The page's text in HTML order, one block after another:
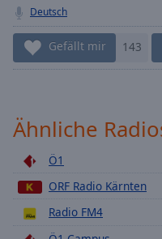
behind
liveLIVE
Remaining
Time-
Playback
Chapters
Deutsch
Gefällt mir 143
Ähnliche
Ö1
ORF Radio Kärnten
Radio FM4